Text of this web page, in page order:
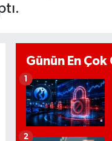
Günün En
1
2